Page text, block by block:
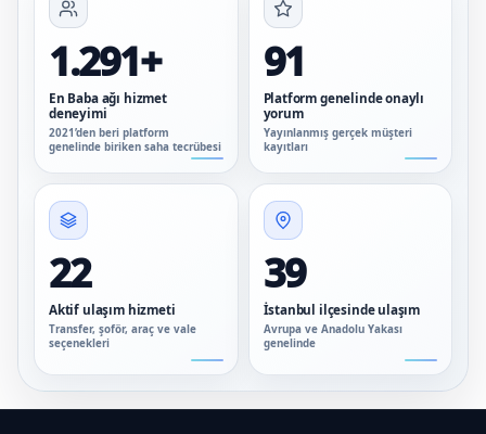
1.291+
En Baba ağı hizmet
deneyimi
2021’den beri platform
genelinde biriken saha tecrübesi
91
Platform genelinde onaylı
yorum
Yayınlanmış gerçek müşteri
kayıtları
22
Aktif ulaşım hizmeti
Transfer, şoför, araç ve vale
seçenekleri
39
İstanbul ilçesinde ulaşım
Avrupa ve Anadolu Yakası
genelinde